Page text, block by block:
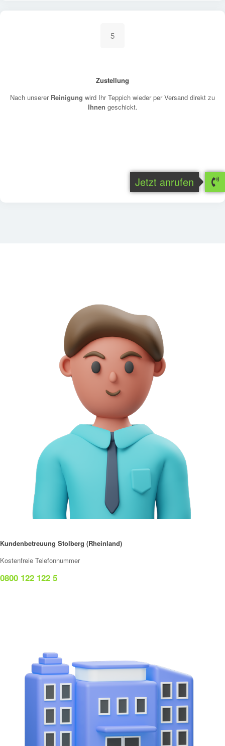
5
Zustellung
Nach unserer Reinigung wird Ihr Teppich wieder per Versand direkt zu
Ihnen geschickt.
Kundenbetreuung Stolberg (Rheinland)
Kostenfreie Telefonnummer
0800 122 122 5
Jetzt anrufen